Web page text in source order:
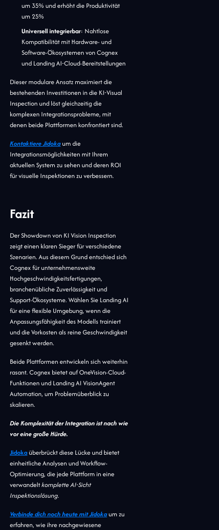
um 35% und erhöht die Produktivität
um 25%
Universell integrierbar: Nahtlose
Kompatibilität mit Hardware- und
Software-Ökosystemen von Cognex
und Landing AI-Cloud-Bereitstellungen
Dieser modulare Ansatz maximiert die
bestehenden Investitionen in die KI-Visual
Inspection und löst gleichzeitig die
komplexen Integrationsprobleme, mit
denen beide Plattformen konfrontiert sind.
Kontaktiere Jidokaum die
Integrationsmöglichkeiten mit Ihrem
aktuellen System zu sehen und deren ROI
für visuelle Inspektionen zu verbessern.
Fazit
Der Showdown von KI Vision Inspection
zeigt einen klaren Sieger für verschiedene
Szenarien. Aus diesem Grund entschied sich
Cognex für unternehmensweite
Hochgeschwindigkeitsfertigungen,
branchenübliche Zuverlässigkeit und
Support-Ökosysteme. Wählen Sie Landing AI
für eine flexible Umgebung, wenn die
Anpassungsfähigkeit des Modells trainiert
und die Vorkosten als reine Geschwindigkeit
gesenkt werden.
Beide Plattformen entwickeln sich weiterhin
rasant. Cognex bietet auf OneVision-Cloud-
Funktionen und Landing AI VisionAgent
Automation, um Problemüberblick zu
skalieren.
Die Komplexität der Integration ist nach wie
vor eine große Hürde.
Jidokaüberbrückt diese Lücke und bietet
einheitliche Analysen und Workflow-
Optimierung, die jede Plattform in eine
verwandeltkomplette AI-Sicht
Inspektionslösung.
Verbinde dich noch heute mit Jidokaum zu
erfahren, wie ihre nachgewiesene